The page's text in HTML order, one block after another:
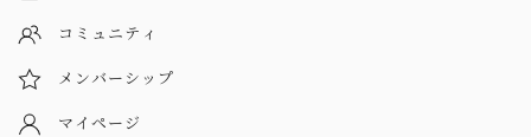
コミュニティ
メンバーシップ
マイページ